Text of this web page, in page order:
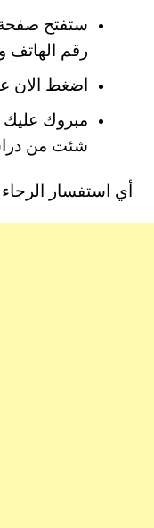
ستفتح
رقم الهاتف
اضغط الان
مبروك
شئت من
أي استفسار